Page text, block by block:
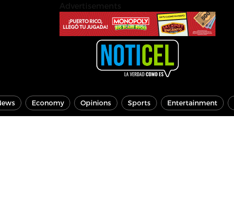
Economy Opinions Sports Entertainment